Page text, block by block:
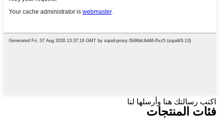
اكتب رسالتك هنا وأرسلها لنا
فئات المنتجات